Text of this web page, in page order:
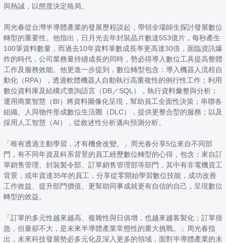
與熱誠，以態度決定格局。
周光春從台灣半導體產業的發展歷程談起，帶領全場師生探討發展數位
轉型的重要性。他指出，日月光去年封裝晶片數達553億片，每秒產生
100筆資料數量，而過去10年資料筆數成長率更高達30倍，面臨資訊爆
炸的時代，公司業務量持續成長的同時，勢必得導入數位工具提高整體
工作及服務效能。他更進一步提到，數位轉型包含：導入機器人流程自
動化（RPA），透過軟體機器人自動執行高重複性的例行性工作；利用
數位資料庫及結構式查詢語言（DB／SQL），執行資料彙整與分析；
運用商業智慧（BI）將資料圖像化呈現，幫助員工全面性決策；串聯各
組織、人與物件形成數位生活圈（DLC），提供更整合型的服務；以及
採用人工智慧（AI），從敘述性分析邁向預測分析。
「唯有透過主動學習，才有機會改變。」周光春分享5位來自不同部
門，有不同年資及科系背景的員工經歷數位轉型的心得，包含：來自訂
單銷售管理、封裝製令部、訂單銷售管理部等部門，其中有非電機資工
背景，或年資達35年的員工，分享從零開始學習數位技能，成功改善
工作效益、提升部門價值、更幫助同事成就更有自信的自己，呈現數位
轉型的效益。
「訂單的多元性越來越高、複雜性與日俱增，也越來越客製化；訂單很
急，但量卻不大，是未來半導體產業常態性的重大挑戰。」周光春指
出，未來科技發展勢必多元化及深入更多的領域，面對半導體產業的未